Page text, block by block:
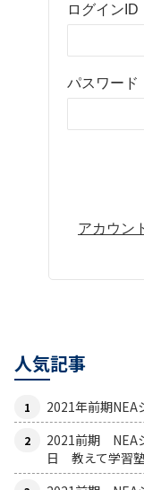
ログインID
パスワード
アカウン
人気記事
2021年前期NEA
2021前期 NEA
日 教えて学習